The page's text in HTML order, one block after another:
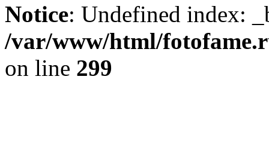
Notice: Undefined index:
/var/www/html/
on line 299